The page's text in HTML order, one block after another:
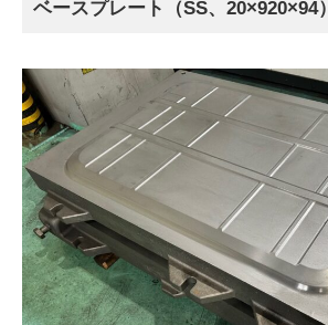
ベースプレート（SS、20×920×94）